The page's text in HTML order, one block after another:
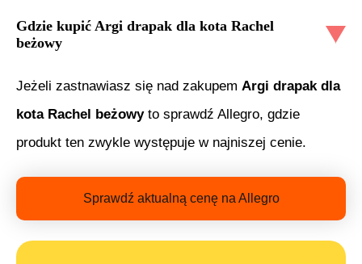
Gdzie kupić Argi drapak dla kota Rachel
beżowy
Jeżeli zastnawiasz się nad zakupem Argi drapak dla
kota Rachel beżowyto sprawdź Allegro, gdzie
produkt ten zwykle występuje w najniszej cenie.
Sprawdź aktualną cenę na Allegro